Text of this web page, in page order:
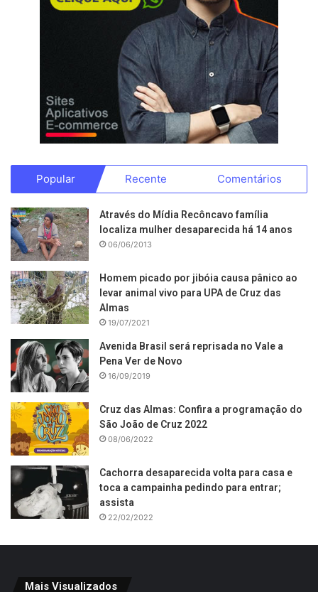
Popular Recente Comentários
Através do Mídia Recôncavo família
localiza mulher desaparecida há 14 anos
06/06/2013
Homem picado por jibóia causa pânico ao
levar animal vivo para UPA de Cruz das
Almas
19/07/2021
Avenida Brasil será reprisada no Vale a
Pena Ver de Novo
16/09/2019
Cruz das Almas: Confira a programação do
São João de Cruz 2022
08/06/2022
Cachorra desaparecida volta para casa e
toca a campainha pedindo para entrar;
assista
22/02/2022
Mais Visualizados